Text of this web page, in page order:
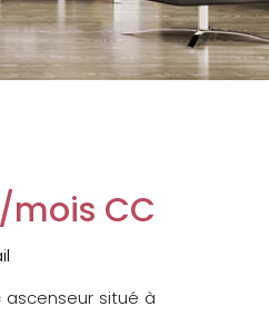
CC
situé à